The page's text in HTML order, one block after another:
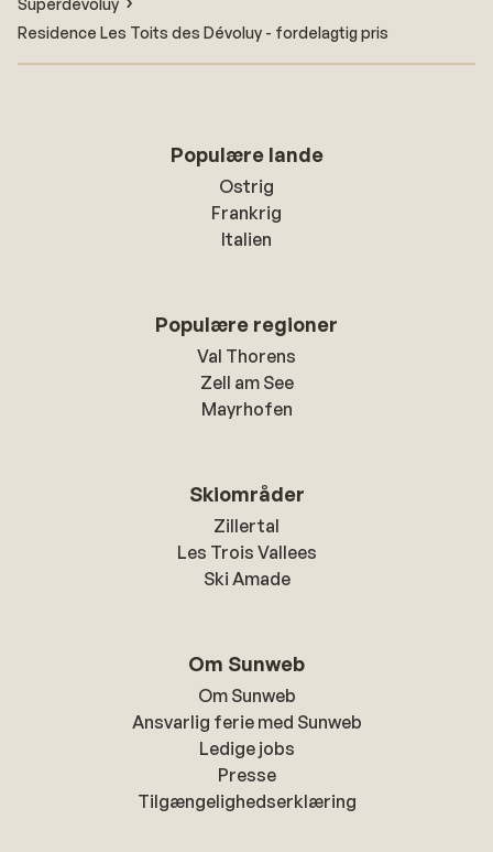
Residence Les Toits des Dévoluy - fordelagtig pris
Populære lande
Ostrig
Frankrig
Italien
Populære regioner
Val Thorens
Zell am See
Mayrhofen
Skiområder
Zillertal
Les Trois Vallees
Ski Amade
Om Sunweb
Om Sunweb
Ansvarlig ferie med Sunweb
Ledige jobs
Presse
Tilgængelighedserklæring